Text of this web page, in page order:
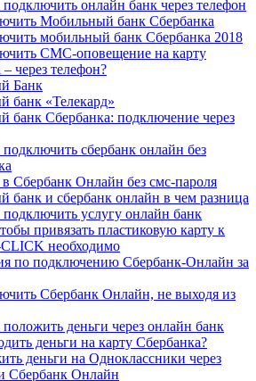
онлайн банк через телефон
Мобильный банк Сбербанка
мобильный банк Сбербанка 2018
СМС-оповещение на карту
через телефон?
Банк
банк «Телекард»
банк Сбербанка: подключение через
сбербанк онлайн без
Сбербанк Онлайн без смс-пароля
банк и сбербанк онлайн в чем разница
услугу онлайн банк
привязать пластиковую карту к
необходимо
по подключению Сбербанк-Онлайн за
Сбербанк Онлайн, не выходя из
деньги через онлайн банк
деньги на карту Сбербанка?
деньги на Одноклассники через
Сбербанк Онлайн